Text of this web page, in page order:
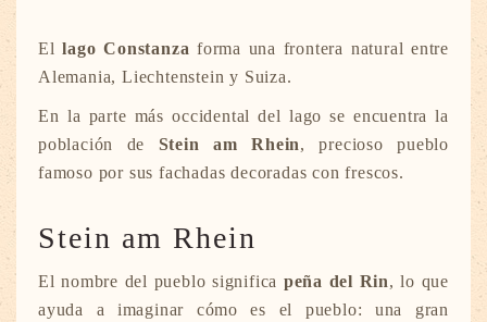
El lago Constanza forma una frontera natural entre
Alemania, Liechtenstein y Suiza.
En la parte más occidental del lago se encuentra la
población de Stein am Rhein, precioso pueblo
famoso por sus fachadas decoradas con frescos.
Stein am Rhein
El nombre del pueblo significa peña del Rin, lo que
ayuda a imaginar cómo es el pueblo: una gran